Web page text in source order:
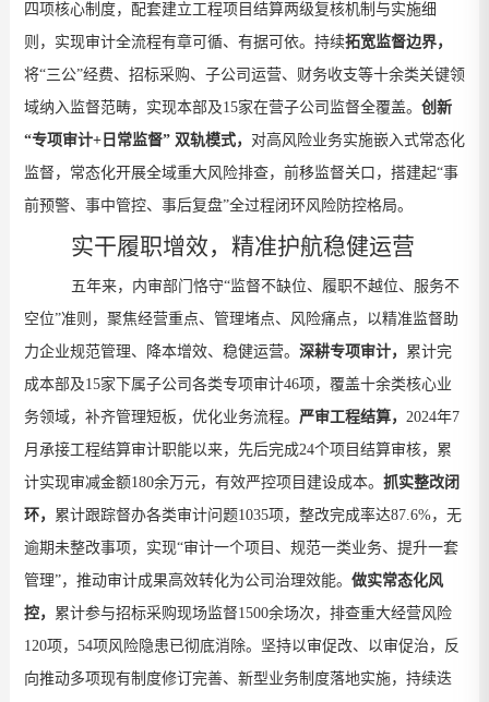
四项核心制度，配套建立工程项目结算两级复核机制与实施细
则， 实现审计全流程有章可循、有据可依。持续拓宽监督边界，
将“三公”经费、招标采购、子公司运营、财务收支等十余类关键领
域纳入监督范畴，实现本部及15家在营子公司监督全覆盖。 创新
“专项审计+日常监督” 双轨模式， 对高风险业务实施嵌入式常态化
监督，常态化开展全域重大风险排查，前移监督关口，搭建起“事
前预警、事中管控、事后复盘”全过程闭环风险防控格局。
实干履职增效，精准护航稳健运营
五年来，内审部门恪守“监督不缺位、履职不越位、服务不
空位”准则， 聚焦经营重点、管理堵点、风险痛点，以精准监督助
力企业规范管理、降本增效、稳健运营。 深耕专项审计， 累计完
成本部及15家下属子公司各类专项审计46项，覆盖十余类核心业
务领域， 补齐管理短板 ， 优化业务流程。 严审工程结算， 2024年7
月承接工程结算审计职能以来，先后完成24个项目结算审核，累
计实现审减金额180余万元， 有效严控项目建设成本。 抓实整改闭
环， 累计跟踪督办各类审计问题1035项，整改完成率达87.6%，无
逾期未整改事项，实现“审计一个项目、规范一类业务、提升一套
管理”，推动审计成果高效转化为公司治理效能。 做实常态化风
控， 累计参与招标采购现场监督1500余场次，排查重大经营风险
120项， 54项风险隐患已彻底消除。 坚持以审促改、以审促治，反
向推动多项现有制度修订完善、新型业务制度落地实施，持续迭